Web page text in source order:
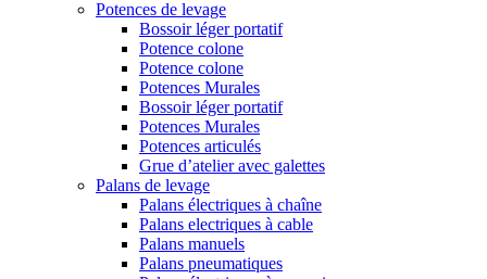
Potences de levage
Bossoir léger portatif
Potence colone
Potence colone
Potences Murales
Bossoir léger portatif
Potences Murales
Potences articulés
Grue d’atelier avec galettes
Palans de levage
Palans électriques à chaîne
Palans electriques à cable
Palans manuels
Palans pneumatiques